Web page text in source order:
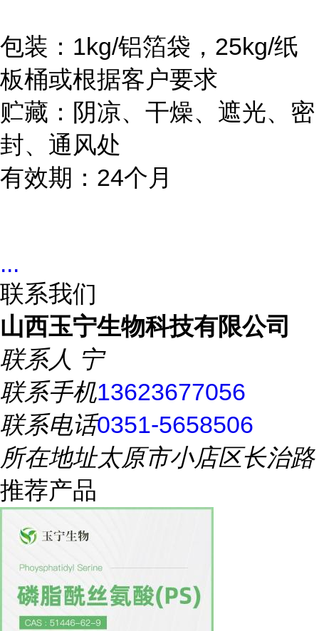
包装：1kg/铝箔袋，25kg/纸
板桶或根据客户要求
贮藏：阴凉、干燥、遮光、密
封、通风处
有效期：24个月
...
联系我们
山西玉宁生物科技有限公司
联系人 宁
联系手机13623677056
联系电话0351-5658506
所在地址太原市小店区长治路
推荐产品